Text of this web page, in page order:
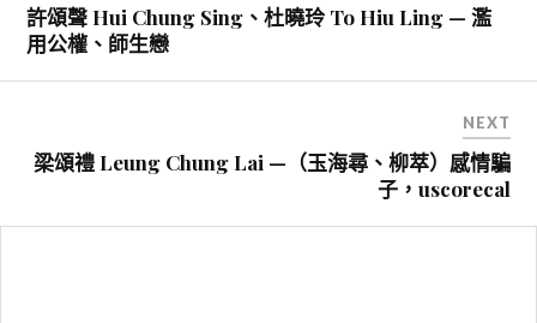
導
覽
許頌聲 Hui Chung Sing、杜曉玲 To Hiu Ling — 濫
用公權、師生戀
NEXT
梁頌禮 Leung Chung Lai —（玉海尋、柳萃）感情騙
子，uscorecal